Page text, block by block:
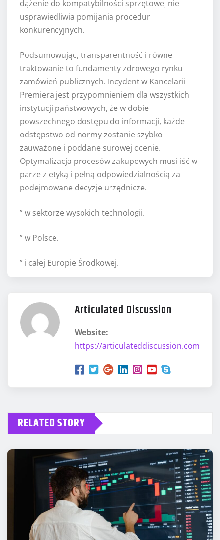
dążenie do kompatybilności sprzętowej nie
usprawiedliwia pomijania procedur
konkurencyjnych.
Podsumowując, transparentność i równe
traktowanie to fundamenty zdrowego rynku
zamówień publicznych. Incydent w Kancelarii
Premiera jest przypomnieniem dla wszystkich
instytucji państwowych, że w dobie
powszechnego dostępu do informacji, każde
odstępstwo od normy zostanie szybko
zauważone i poddane surowej ocenie.
Optymalizacja procesów zakupowych musi iść w
parze z etyką i pełną odpowiedzialnością za
podejmowane decyzje urzędnicze.
” w sektorze wysokich technologii.
” w Polsce.
” i całej Europie Środkowej.
Articulated Discussion
Website:
https://articulateddiscussion.com
RELATED STORY